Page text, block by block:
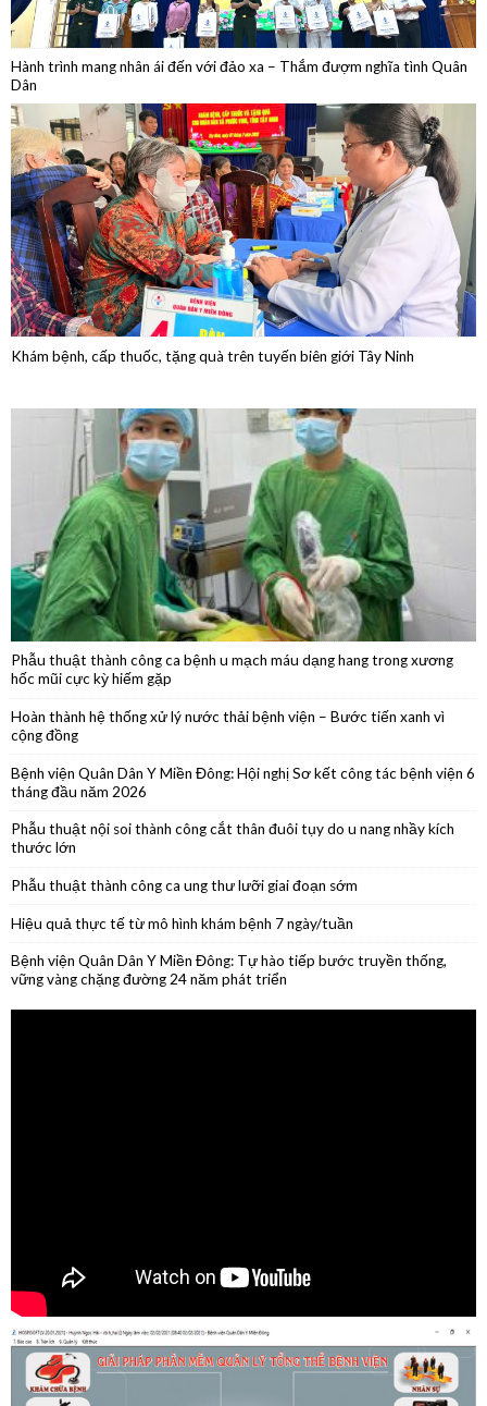
Hành trình mang nhân ái đến với đảo xa – Thắm đượm nghĩa tình Quân
Dân
Khám bệnh, cấp thuốc, tặng quà trên tuyến biên giới Tây Ninh
Phẫu thuật thành công ca bệnh u mạch máu dạng hang trong xương
hốc mũi cực kỳ hiếm gặp
cộng đồng
Bệnh viện Quân Dân Y Miền Đông: Hội nghị Sơ kết công tác bệnh viện 6
tháng đầu năm 2026
Phẫu thuật nội soi thành công cắt thân đuôi tụy do u nang nhầy kích
thước lớn